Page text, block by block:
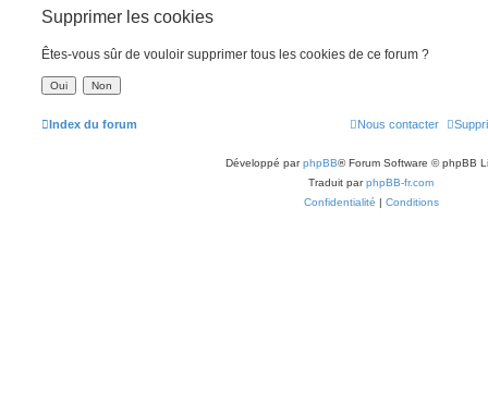
Supprimer les cookies
Êtes-vous sûr de vouloir supprimer tous les cookies de ce forum ?
Index du forum Nous contacter
Développé parphpBB® Forum Software © phpBB
Traduit parphpBB-fr.com
Confidentialité | Conditions